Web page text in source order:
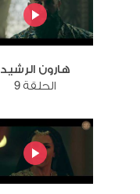
هارون الرشيد
الحلقة 9